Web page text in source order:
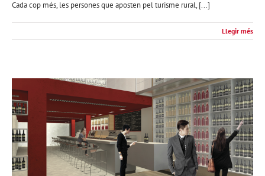
Cada cop més, les persones que aposten pel turisme rural, [...]
Llegir més